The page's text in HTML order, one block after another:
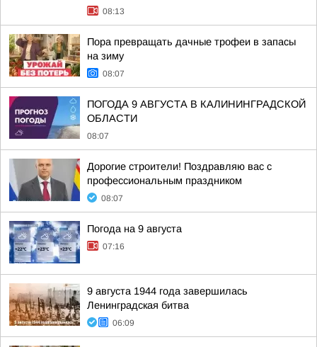
08:13
Пора превращать дачные трофеи в запасы
на зиму
08:07
ПОГОДА 9 АВГУСТА В КАЛИНИНГРАДСКОЙ
ОБЛАСТИ
08:07
Дорогие строители! Поздравляю вас с
профессиональным праздником
08:07
Погода на 9 августа
07:16
9 августа 1944 года завершилась
Ленинградская битва
06:09